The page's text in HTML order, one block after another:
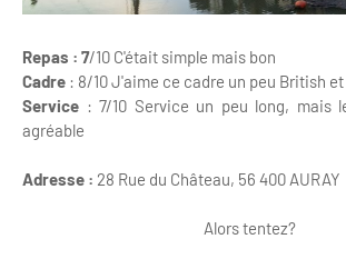
Repas : 7/10 C'était simple mais bon
Cadre : 8/10 J'aime ce cadre un peu British
Service : 7/10 Service un peu long, mais
agréable
Adresse : 28 Rue du Château, 56 400 AURAY
Alors tentez?